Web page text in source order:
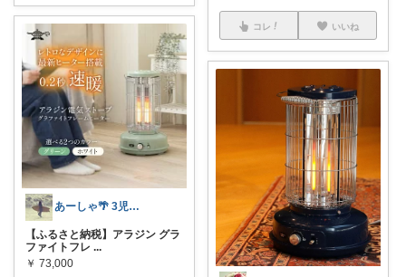
あーしゃ🌴 3児のママサーファー
【ふるさと納税】アラジン グラ
ファイトフレ ...
￥ 73,000
コレ いいね